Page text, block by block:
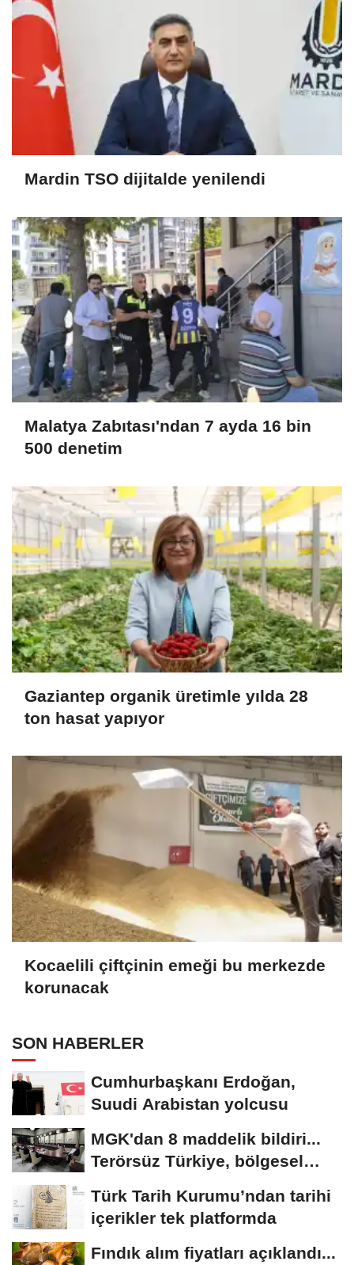
Mardin TSO dijitalde yenilendi
Malatya Zabıtası'ndan 7 ayda 16 bin
500 denetim
Gaziantep organik üretimle yılda 28
ton hasat yapıyor
Kocaelili çiftçinin emeği bu merkezde
korunacak
SON HABERLER
Cumhurbaşkanı Erdoğan,
Suudi Arabistan yolcusu
MGK'dan 8 maddelik bildiri...
Terörsüz Türkiye, bölgesel
Türk Tarih Kurumu’ndan tarihi
içerikler tek platformda
Fındık alım fiyatları açıklandı...